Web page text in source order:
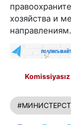
хозяйства и
направлениям.